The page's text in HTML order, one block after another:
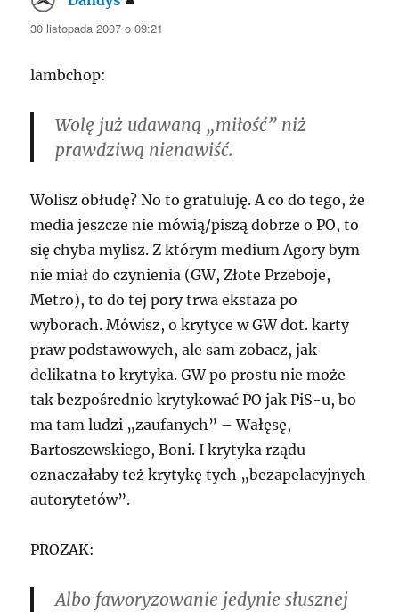
30 listopada 2007 o 09:21
lambchop:
Wolę już udawaną „miłość” niż
prawdziwą nienawiść.
Wolisz obłudę? No to gratuluję. A co do tego, że
media jeszcze nie mówią/piszą dobrze o PO, to
się chyba mylisz. Z którym medium Agory bym
nie miał do czynienia (GW, Złote Przeboje,
Metro), to do tej pory trwa ekstaza po
wyborach. Mówisz, o krytyce w GW dot. karty
praw podstawowych, ale sam zobacz, jak
delikatna to krytyka. GW po prostu nie może
tak bezpośrednio krytykować PO jak PiS-u, bo
ma tam ludzi „zaufanych” – Wałęsę,
Bartoszewskiego, Boni. I krytyka rządu
oznaczałaby też krytykę tych „bezapelacyjnych
autorytetów”.
PROZAK:
Albo faworyzowanie jedynie słusznej